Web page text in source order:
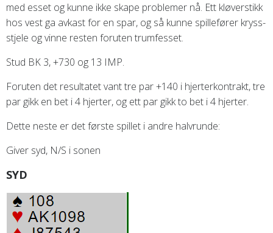
med esset og kunne ikke skape problemer nå. Ett kløverstikk
hos vest ga avkast for en spar, og så kunne spillefører kryss-
stjele og vinne resten foruten trumfesset.
Stud BK 3, +730 og 13 IMP.
Foruten det resultatet vant tre par +140 i hjerterkontrakt, tre
par gikk en bet i 4 hjerter, og ett par gikk to bet i 4 hjerter.
Dette neste er det første spillet i andre halvrunde:
Giver syd, N/S i sonen
SYD